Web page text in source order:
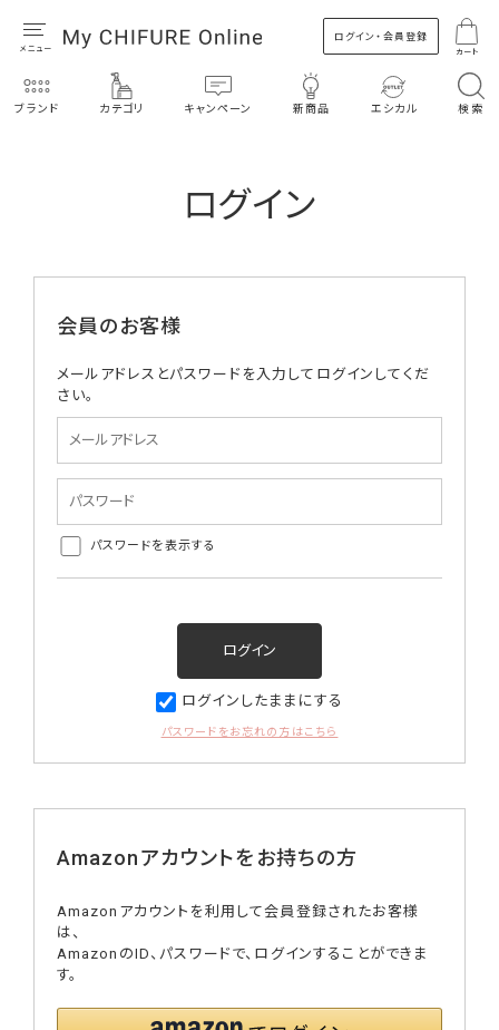
ログイン・会員登録
カート
ブランド カテゴリ キャンペーン 新商品 エシカル 検索
ログイン
会員のお客様
メールアドレスとパスワードを入力してログインしてくだ
さい。
パスワードを表示する
ログインしたままにする
パスワードをお忘れの方はこちら
Amazonアカウントをお持ちの方
Amazonアカウントを利用して会員登録されたお客様
は、
AmazonのID、パスワードで、ログインすることができま
す。